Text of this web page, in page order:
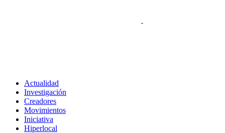
Actualidad
Investigación
Creadores
Movimientos
Iniciativa
Hiperlocal